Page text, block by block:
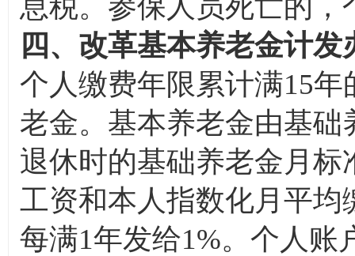
息税。参保人员死亡的
四、改革基本养老金计发
个人缴费年限累计满15
老金。基本养老金由基
退休时的基础养老金月
工资和本人指数化月平
每满1年发给1%。个人账